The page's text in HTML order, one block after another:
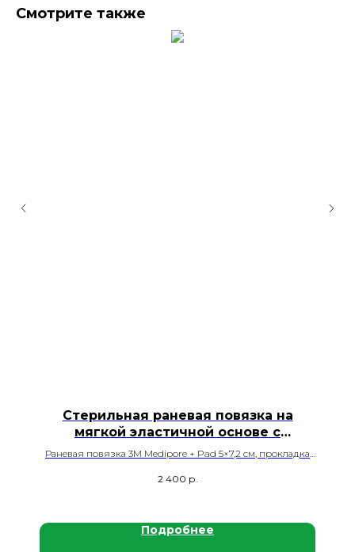
Смотрите также
Стерильная раневая повязка на
мягкой эластичной основе с
впитывающей прокладкой 3М
Раневая повязка 3М Medipore + Pad 5×7,2 см, прокладка
2 400 р.
Подробнее